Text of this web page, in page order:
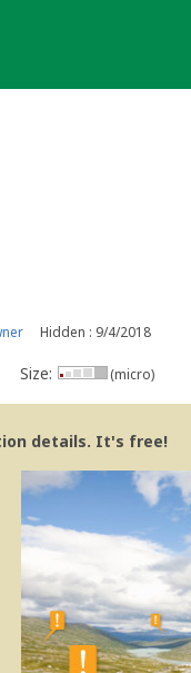
Hidden : 9/4/2018
Size: (micro)
details. It's free!